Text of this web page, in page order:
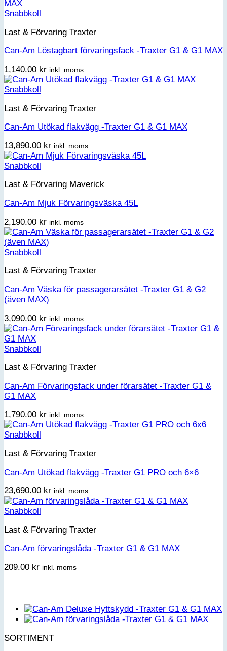
Snabbkoll
Last & Förvaring Traxter
Can-Am Löstagbart förvaringsfack -Traxter G1 & G1 MAX
1,140.00 kr inkl. moms
Snabbkoll
Last & Förvaring Traxter
Can-Am Utökad flakvägg -Traxter G1 & G1 MAX
13,890.00 kr inkl. moms
Snabbkoll
Last & Förvaring Maverick
Can-Am Mjuk Förvaringsväska 45L
2,190.00 kr inkl. moms
Snabbkoll
Last & Förvaring Traxter
Can-Am Väska för passagerarsätet -Traxter G1 & G2
(även MAX)
3,090.00 kr inkl. moms
Snabbkoll
Last & Förvaring Traxter
Can-Am Förvaringsfack under förarsätet -Traxter G1 &
G1 MAX
1,790.00 kr inkl. moms
Snabbkoll
Last & Förvaring Traxter
Can-Am Utökad flakvägg -Traxter G1 PRO och 6×6
23,690.00 kr inkl. moms
Snabbkoll
Last & Förvaring Traxter
Can-Am förvaringslåda -Traxter G1 & G1 MAX
209.00 kr inkl. moms
SORTIMENT